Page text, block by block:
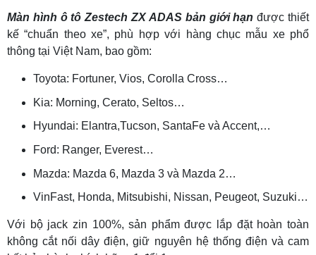
Màn hình ô tô Zestech ZX ADAS bản giới hạn được thiết
kế “chuẩn theo xe”, phù hợp với hàng chục mẫu xe phổ
thông tại Việt Nam, bao gồm:
Toyota: Fortuner, Vios, Corolla Cross…
Kia: Morning, Cerato, Seltos…
Hyundai: Elantra,Tucson, SantaFe và Accent,…
Ford: Ranger, Everest…
Mazda: Mazda 6, Mazda 3 và Mazda 2…
VinFast, Honda, Mitsubishi, Nissan, Peugeot, Suzuki…
Với bộ jack zin 100%, sản phẩm được lắp đặt hoàn toàn
không cắt nối dây điện, giữ nguyên hệ thống điện và cam